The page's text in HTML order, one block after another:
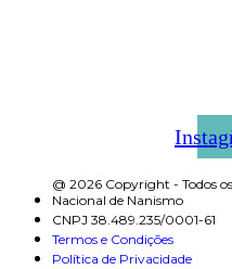
@ 2026 Copyright - Todos
Nacional de Nanismo
CNPJ 38.489.235/0001-61
Termos e Condições
Política de Privacidade